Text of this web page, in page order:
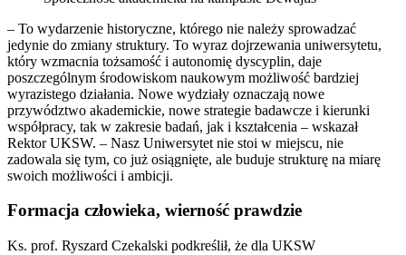
– To wydarzenie historyczne, którego nie należy sprowadzać
jedynie do zmiany struktury. To wyraz dojrzewania uniwersytetu,
który wzmacnia tożsamość i autonomię dyscyplin, daje
poszczególnym środowiskom naukowym możliwość bardziej
wyrazistego działania. Nowe wydziały oznaczają nowe
przywództwo akademickie, nowe strategie badawcze i kierunki
współpracy, tak w zakresie badań, jak i kształcenia – wskazał
Rektor UKSW. – Nasz Uniwersytet nie stoi w miejscu, nie
zadowala się tym, co już osiągnięte, ale buduje strukturę na miarę
swoich możliwości i ambicji.
Formacja człowieka, wierność prawdzie
Ks. prof. Ryszard Czekalski podkreślił, że dla UKSW